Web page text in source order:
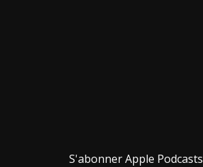
S'abonnerApple Podcasts